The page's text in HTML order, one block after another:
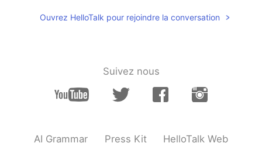
JP EN
Madhuriマドゥリ 2019.06.23 05:34
EN JP
かないよね。
Ouvrez HelloTalk pour rejoindre la conversation
Suivez nous
AI Grammar Press Kit HelloTalk Web